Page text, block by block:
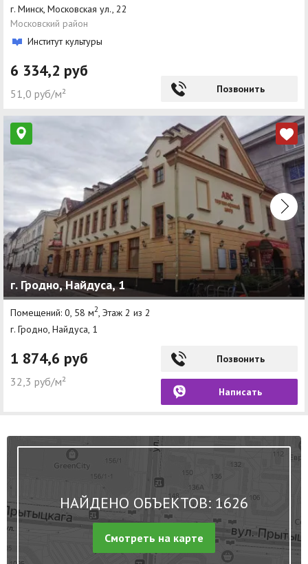
г. Минск, Московская ул., 22
Московский район
Институт культуры
6 334,2 руб
51,0 руб/м² Позвонить
г. Гродно, Найдуса, 1
Помещений: 0, 58 м2, Этаж 2 из 2
г. Гродно, Найдуса, 1
1 874,6 руб
32,3 руб/м²
Позвонить
Написать
НАЙДЕНО ОБЪЕКТОВ: 1626
Смотреть на карте